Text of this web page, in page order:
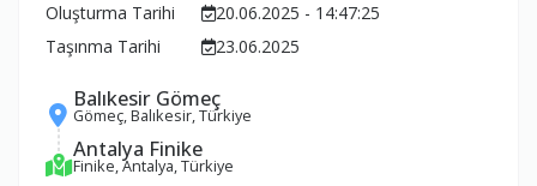
Oluşturma Tarihi
20.06.2025 - 14:47:25
Taşınma Tarihi
23.06.2025
Balıkesir Gömeç
Gömeç, Balıkesir, Türkiye
Antalya Finike
Finike, Antalya, Türkiye